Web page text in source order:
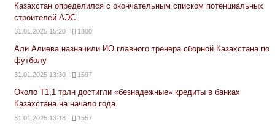
Казахстан определился с окончательным списком потенциальных
строителей АЭС
31.01.2025 15:20 1800
Али Алиева назначили ИО главного тренера сборной Казахстана по
футболу
31.01.2025 13:30 1597
Около Т1,1 трлн достигли «безнадежные» кредиты в банках
Казахстана на начало года
31.01.2025 13:18 1557